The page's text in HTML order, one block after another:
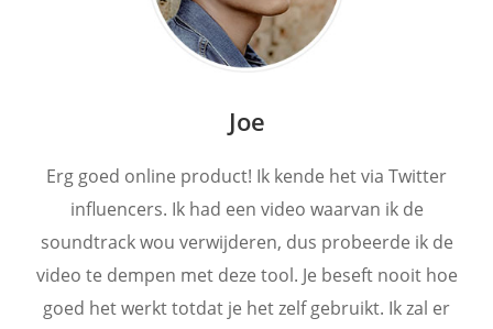
Joe
Erg goed online product! Ik kende het via Twitter
influencers. Ik had een video waarvan ik de
soundtrack wou verwijderen, dus probeerde ik de
video te dempen met deze tool. Je beseft nooit hoe
goed het werkt totdat je het zelf gebruikt. Ik zal er